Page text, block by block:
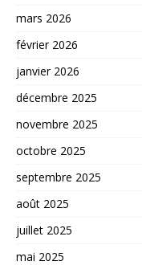
mars 2026
février 2026
janvier 2026
décembre 2025
novembre 2025
octobre 2025
septembre 2025
août 2025
juillet 2025
mai 2025